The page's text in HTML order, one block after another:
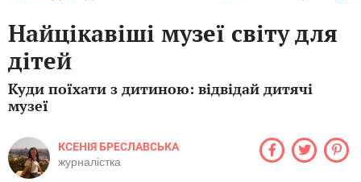
Найцікавіші музеї світу для
дітей
Куди поїхати з дитиною: відвідай дитячі
музеї
КСЕНІЯ БРЕСЛАВСЬКА
журналістка